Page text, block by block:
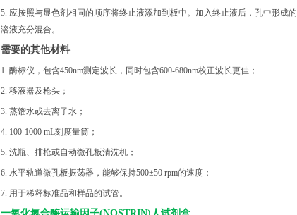
5. 应按照与显色剂相同的顺序将终止液添加到板中。加入终止液后，孔中形成
溶液充分混合。
需要的其他材料
1. 酶标仪，包含450nm测定波长，同时包含600-680nm校正波长更佳；
2. 移液器及枪头；
3. 蒸馏水或去离子水；
4. 100-1000 mL刻度量筒；
5. 洗瓶、排枪或自动微孔板清洗机；
6. 水平轨道微孔板振荡器，能够保持500±50 rpm的速度；
7. 用于稀释标准品和样品的试管。